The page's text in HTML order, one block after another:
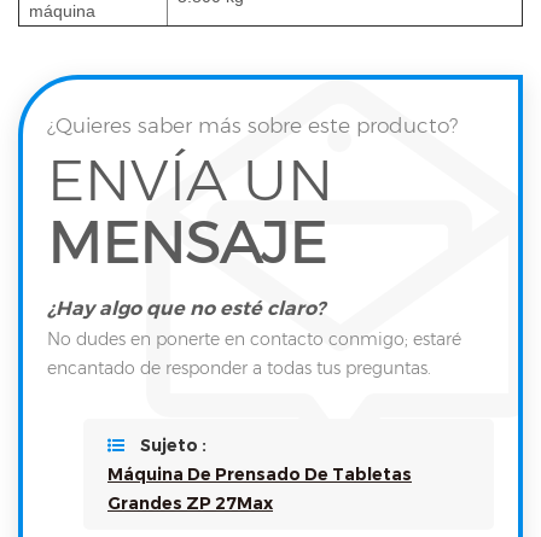
máquina
¿Quieres saber más sobre este producto?
ENVÍA UN
MENSAJE
¿Hay algo que no esté claro?
No dudes en ponerte en contacto conmigo; estaré
encantado de responder a todas tus preguntas.
Sujeto :
Máquina De Prensado De Tabletas
Grandes ZP 27Max